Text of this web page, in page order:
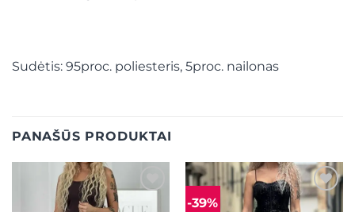
Sudėtis: 95proc. poliesteris, 5proc. nailonas
PANAŠŪS PRODUKTAI
Mėgstamiausias -39% Mėgstamiausias